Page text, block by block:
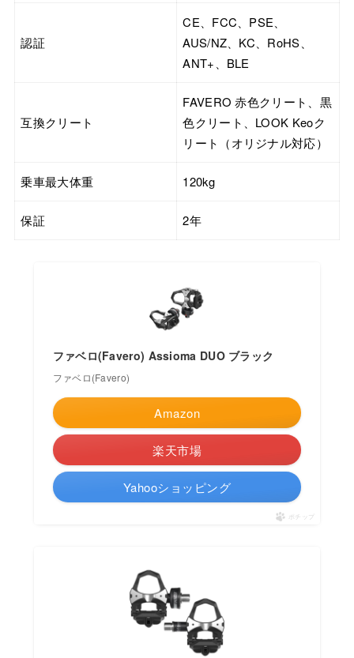
認証
CE、FCC、PSE、
AUS/NZ、KC、RoHS、
ANT+、BLE
互換クリート
FAVERO 赤色クリート、黒
色クリート、LOOK Keoク
リート（オリジナル対応）
乗車最大体重 120kg
保証 2年
ファベロ(Favero) Assioma DUO ブラック
ファベロ(Favero)
Amazon
楽天市場
Yahooショッピング
ポチップ